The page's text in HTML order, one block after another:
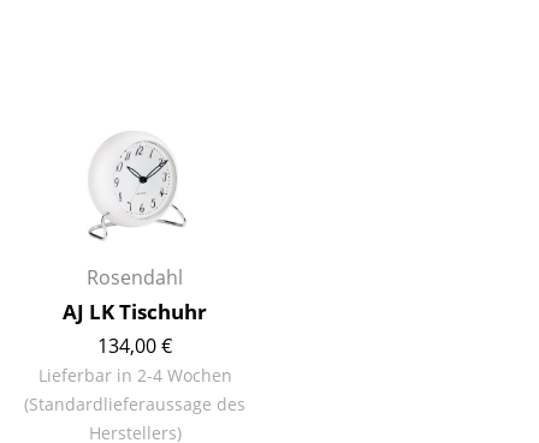
Büroutensilien
Aufbewahrungsboxen
Decken
Kissen
Teppiche
Vorhänge
... alle Accessoires
Rosendahl
AJ LK Tischuhr
134,00 €
Lieferbar in 2-4 Wochen
(Standardlieferaussage des
Herstellers)